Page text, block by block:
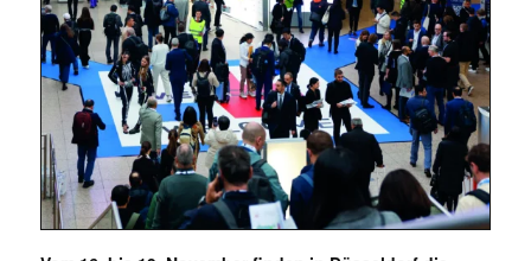
Mit dem |transkript-Newsletter
jede Woche aktuell informiert.
E-
Mail
(erforderlich)